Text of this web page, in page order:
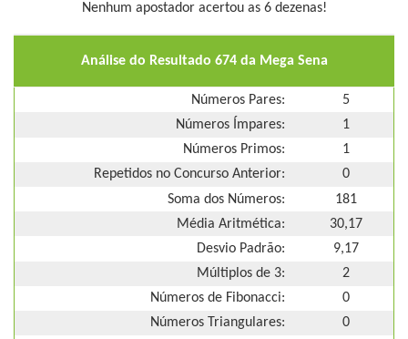
Nenhum apostador acertou as 6 dezenas!
Análise do Resultado 674 da Mega Sena
Números Pares:
5
Números Ímpares:
1
Números Primos:
1
Repetidos no Concurso Anterior:
0
Soma dos Números:
181
Média Aritmética:
30,17
Desvio Padrão:
9,17
Múltiplos de 3:
2
Números de Fibonacci:
0
Números Triangulares:
0